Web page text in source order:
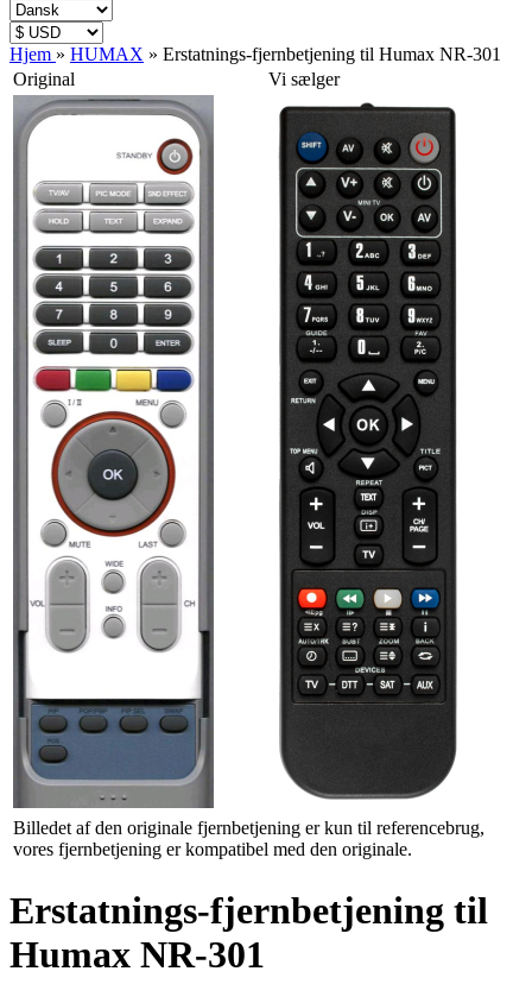
Hjem » HUMAX » Erstatnings-fjernbetjening til Humax NR-301
Original
Vi sælger
Billedet af den originale fjernbetjening er kun til referencebrug,
vores fjernbetjening er kompatibel med den originale.
Erstatnings-fjernbetjening til
Humax NR-301